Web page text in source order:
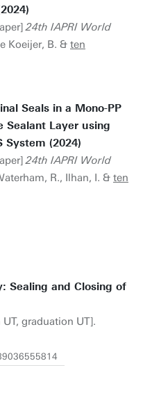
24th IAPRI World
Koeijer, B. & ten
Seals in a Mono-PP
Layer using
System (2024)
24th IAPRI World
R., Ilhan, I. & ten
Sealing and Closing of
UT, graduation UT].